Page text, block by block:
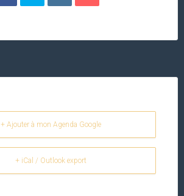
+ Ajouter à mon Agenda Google
+ iCal / Outlook export